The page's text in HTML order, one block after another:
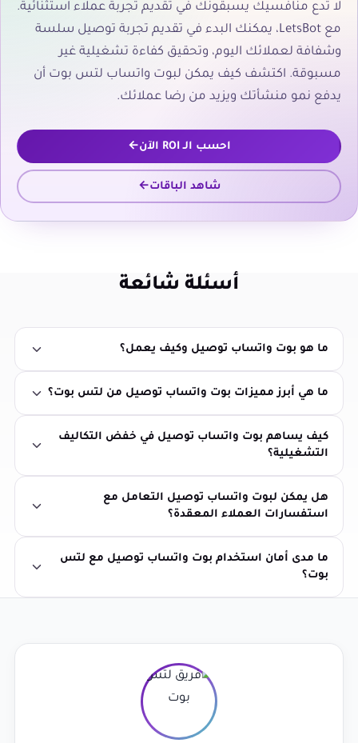
لا تدع منافسيك يسبقونك في تقديم تجربة عملاء استثنائية.
مع LetsBot، يمكنك البدء في تقديم تجربة توصيل سلسة
وشفافة لعملائك اليوم، وتحقيق كفاءة تشغيلية غير
مسبوقة. اكتشف كيف يمكن لبوت واتساب لتس بوت أن
يدفع نمو منشأتك ويزيد من رضا عملائك.
احسب الـ ROI الآن
شاهد الباقات
أسئلة شائعة
ما هو بوت واتساب توصيل وكيف يعمل؟
ما هي أبرز مميزات بوت واتساب توصيل من لتس بوت؟
كيف يساهم بوت واتساب توصيل في خفض التكاليف
التشغيلية؟
هل يمكن لبوت واتساب توصيل التعامل مع
استفسارات العملاء المعقدة؟
ما مدى أمان استخدام بوت واتساب توصيل مع لتس
بوت؟